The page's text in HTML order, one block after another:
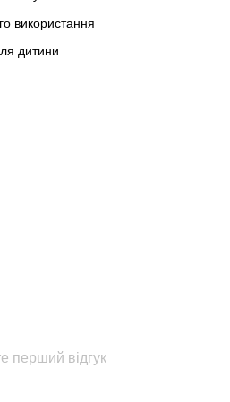
використання
дитини
перший відгук